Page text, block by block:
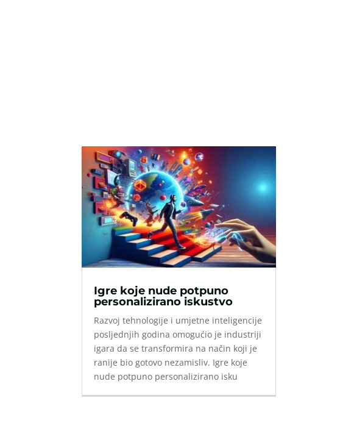
Igre koje nude potpuno
personalizirano iskustvo
Razvoj tehnologije i umjetne inteligencije
posljednjih godina omogućio je industriji
igara da se transformira na način koji je
ranije bio gotovo nezamisliv. Igre koje
nude potpuno personalizirano isku